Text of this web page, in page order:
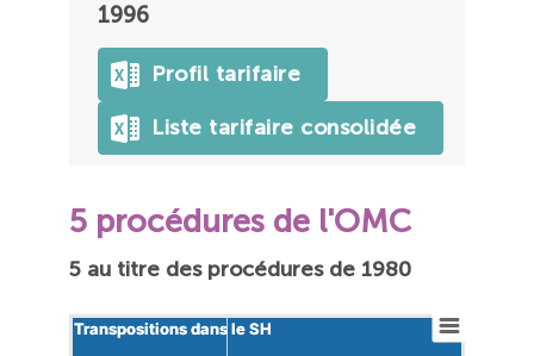
1996
Profil tarifaire
Liste tarifaire consolidée
5 procédures de l'OMC
5 au titre des procédures de 1980
Transpositions dans le SH
Transpositions dans le SH